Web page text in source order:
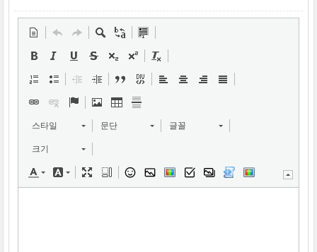
스타일 문단 글꼴
크기